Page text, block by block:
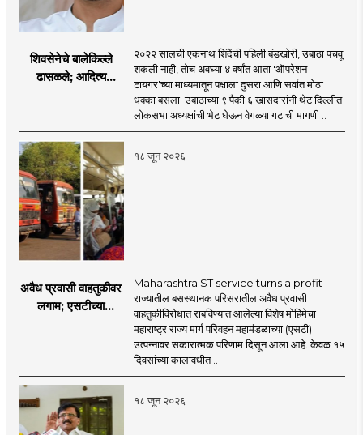
शिवसेनेचे बालेकिल्ले
ढासळले; आदित्य
नेमका कुठे चुकला?
२०२२ सालची एकनाथ शिंदेंची पहिली बंडखोरी, उबाठा पचवू
शकली नाही, तोच अवघ्या ४ वर्षांत आता 'ऑपरेशन
टायगर'च्या माध्यमातून पक्षाला दुसरा आणि सर्वात मोठा
धक्का बसला. उबाठाच्या ९ पैकी ६ खासदारांनी थेट दिल्लीत
लोकसभा अध्यक्षांची भेट घेऊन वेगळ्या गटाची मागणी ..
१८ जून २०२६
अवैध प्रवासी वाहतुकीवर
लगाम; एसटीच्या
Maharashtra ST service turns a profit
राज्यातील बसस्थानक परिसरातील अवैध प्रवासी
वाहतुकीविरोधात राबविण्यात आलेल्या विशेष मोहिमेचा
महाराष्ट्र राज्य मार्ग परिवहन महामंडळाच्या (एसटी)
उत्पन्नावर सकारात्मक परिणाम दिसून आला आहे. केवळ १५
दिवसांच्या कालावधीत ..
१८ जून २०२६